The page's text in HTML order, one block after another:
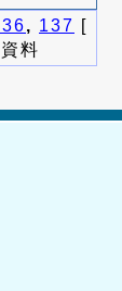
, 137 [
料